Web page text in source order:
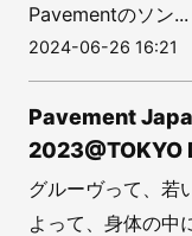
Pavementのソン...
2024-06-26 16:21
Pavement
2023@TOKYO
グルーヴって、若
よって、身体の中